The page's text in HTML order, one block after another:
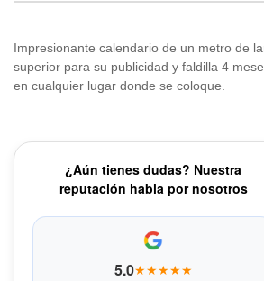
Impresionante calendario de un metro de
superior para su publicidad y faldilla 4
en cualquier lugar donde se coloque.
¿Aún tienes dudas? Nuestra
reputación habla por nosotros
5.0★★★★★